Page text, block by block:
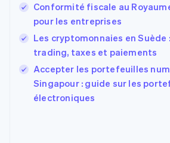
Conformité fiscale au
pour les entreprises
Les cryptomonnaies en
trading, taxes et paiements
Accepter les portefeuilles
Singapour : guide sur les
électroniques
EnglishEspañol 简体中文
Finlande
Svenska
France
FrançaisEnglish
Gibraltar
English
Grèce